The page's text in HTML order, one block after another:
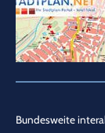
Bundesweite